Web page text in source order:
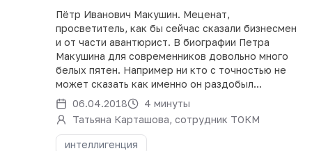
Пётр Иванович Макушин. Меценат,
просветитель, как бы сейчас сказали бизнесмен
и от части авантюрист. В биографии Петра
Макушина для современников довольно много
белых пятен. Например ни кто с точностью не
может сказать как именно он раздобыл...
06.04.2018
4 минуты
Татьяна Карташова, сотрудник ТОКМ
интеллигенция